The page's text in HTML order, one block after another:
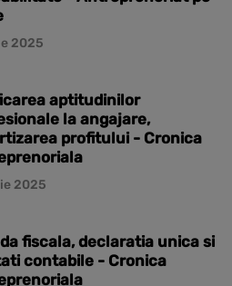
2025
aptitudinilor
la angajare,
profitului - Cronica
2025
fiscala, declaratia unica si
contabile - Cronica